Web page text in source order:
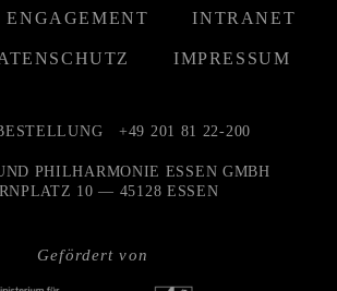
ENGAGEMENT INTRANET
IMPRESSUM
Gefördert von
+49 201 81 22-200
PHILHARMONIE ESSEN GMBH
10 — 45128 ESSEN